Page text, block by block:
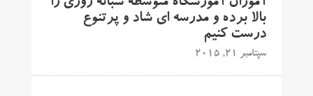
بالا برده و مدرسه ای شاد و پرتنوع
درست کنیم
سپتامبر 21, 2015